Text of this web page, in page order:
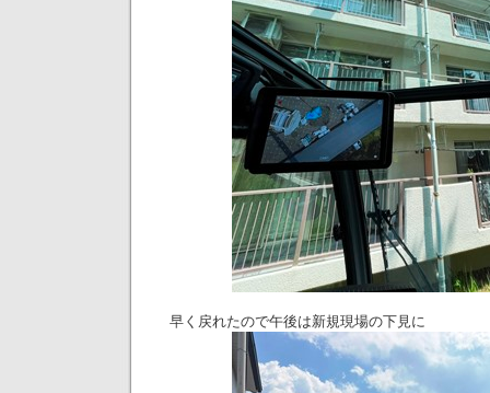
早く戻れたので午後は新規現場の下見に